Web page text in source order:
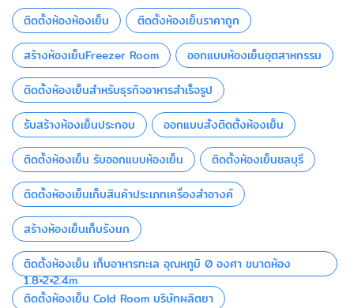
ติดตั้งห้องห้องเย็น
ติดตั้งห้องเย็นราคาถูก
สร้างห้องเย็นFreezer Room
ออกแบบห้องเย็นอุตสาหกรรม
ติดตั้งห้องเย็นสำหรับธุรกิจอาหารสำเร็จรูป
รับสร้างห้องเย็นประกอบ
ออกแบบสั่งติดตั้งห้องเย็น
ติดตั้งห้องเย็น รับออกแบบห้องเย็น
ติดตั้งห้องเย็นชลบุรี
ติดตั้งห้องเย็นเก็บสินค้าประเภทเครื่องสำอางค์
สร้างห้องเย็นเก็บรังนก
ติดตั้งห้องเย็น เก็บอาหารทะเล อุณหภูมิ 0 องศา ขนาดห้อง
1.8×2×2.4m
ติดตั้งห้องเย็น Cold Room บริษัทผลิตยา